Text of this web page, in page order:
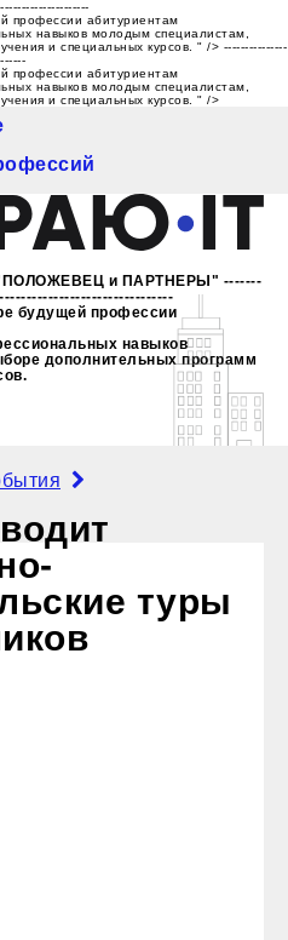
профессии абитуриентам
навыков молодым специалистам,
и специальных курсов. " /> ---------------
профессии абитуриентам
навыков молодым специалистам,
и специальных курсов. " />
"ПОЛОЖЕВЕЦ и ПАРТНЕРЫ" -------
будущей профессии
навыков
дополнительных программ
туры